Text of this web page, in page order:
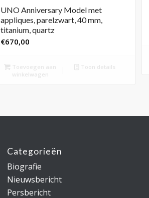
UNO Anniversary Model met
appliques, parelzwart, 40 mm,
titanium, quartz
€670,00
Toevoegen aan
winkelwagen
Toon details
Categorieën
Biografie
Nieuwsbericht
Persbericht